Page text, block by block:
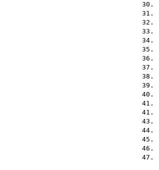
30.
31.
32.
33.
34.
35.
36.
37.
38.
39.
40.
41.
41.
43.
44.
45.
46.
47.